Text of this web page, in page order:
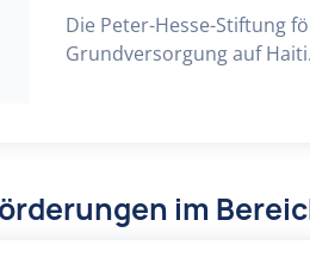
Die Peter-Hesse-Stiftung
Grundversorgung auf Haiti.
im